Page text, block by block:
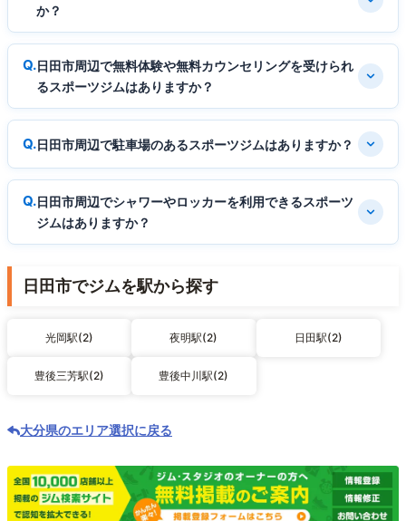
か？
日田市周辺で無料体験や無料カウンセリングを受けられ
るスポーツジムはありますか？
日田市周辺で駐車場のあるスポーツジムはありますか？
日田市周辺でシャワーやロッカーを利用できるスポーツ
ジムはありますか？
日田市でジムを駅から探す
光岡駅(2) 夜明駅(2) 日田駅(2)
豊後三芳駅(2) 豊後中川駅(2)
大分県のエリア選択に戻る